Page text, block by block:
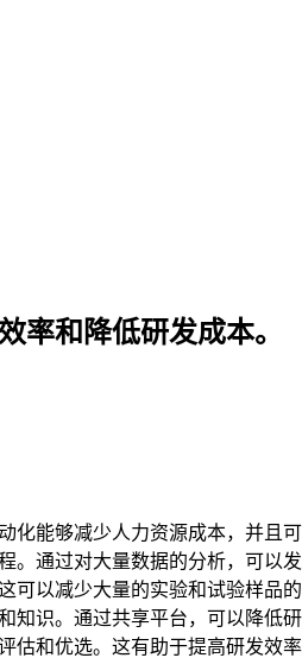
率和降低研发成本。
能够减少人力资源成本，并且
通过对大量数据的分析，可以
以减少大量的实验和试验样品的
识。通过共享平台，可以降低
和优选。这有助于提高研发效率